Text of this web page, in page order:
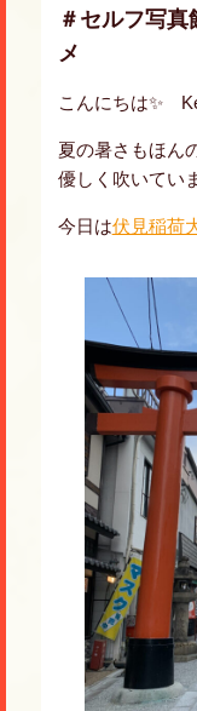
＃セルフ写
メ
こんにちは✨
夏の暑さもほん
優しく吹いてい
今日は伏見稲荷